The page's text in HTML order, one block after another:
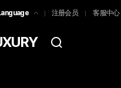
体中文
注册会员 客服中心